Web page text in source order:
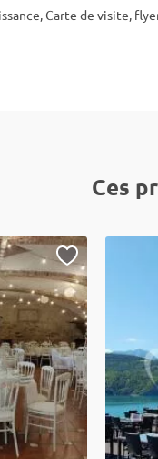
Carte de visite,
Ces